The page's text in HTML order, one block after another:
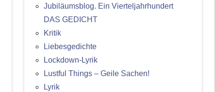
Jubiläumsblog. Ein Vierteljahrhundert
DAS GEDICHT
Kritik
Liebesgedichte
Lockdown-Lyrik
Lustful Things – Geile Sachen!
Lyrik